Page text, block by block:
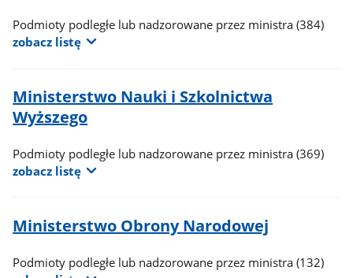
Podmioty podległe lub nadzorowane przez ministra(384)
zobacz listę
Ministerstwo Nauki i Szkolnictwa
Wyższego
Podmioty podległe lub nadzorowane przez ministra(369)
zobacz listę
Ministerstwo Obrony Narodowej
Podmioty podległe lub nadzorowane przez ministra(132)